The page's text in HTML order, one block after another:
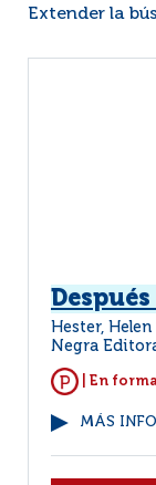
Extender la
Hester,
Negra
| En
MÁS